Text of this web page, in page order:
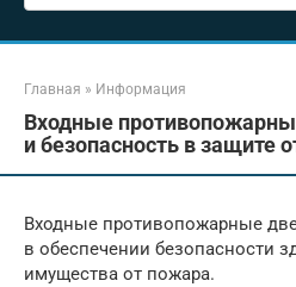
Главная » Информация
Входные
и безопасность в защите
Входные противопожарные
в обеспечении безопасности
имущества от пожара.